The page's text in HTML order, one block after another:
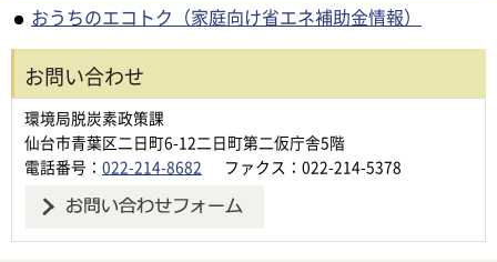
おうちのエコトク（家庭向け省エネ補助金情報）
お問い合わせ
環境局脱炭素政策課
仙台市青葉区二日町6-12二日町第二仮庁舎5階
電話番号： 022-214-8682 ファクス：022-214-5378